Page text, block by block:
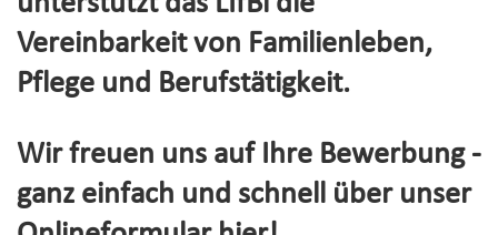
Vereinbarkeit von Familienleben,
Pflege und Berufstätigkeit.
Wir freuen uns auf Ihre Bewerbung -
ganz einfach und schnell über unser